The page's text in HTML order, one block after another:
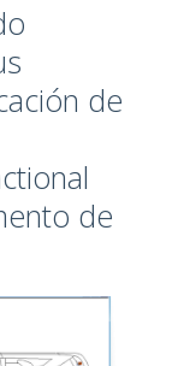
de
de